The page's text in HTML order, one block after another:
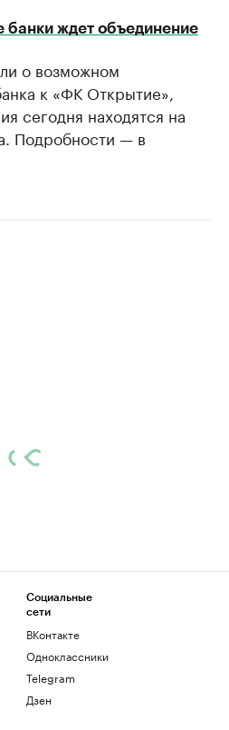
банки ждет объединение
о возможном
к «ФК Открытие»,
сегодня находятся на
Подробности — в
Социальные
сети
ВКонтакте
Одноклассники
Telegram
Дзен